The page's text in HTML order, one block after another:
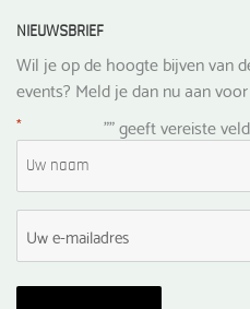
NIEUWSBRIEF
Wil je op de hoogte bijven van
events? Meld je dan nu aan
"
* " geeft vereiste